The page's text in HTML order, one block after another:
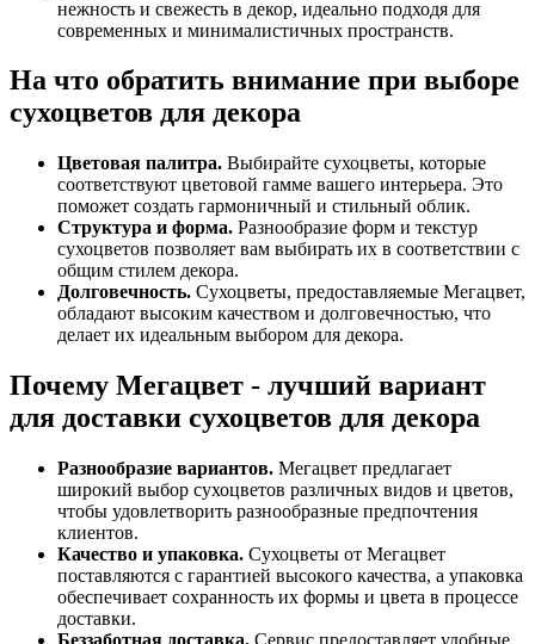
нежность и свежесть в декор, идеально подходя для
современных и минималистичных пространств.
На что обратить внимание при выборе
сухоцветов для декора
Цветовая палитра. Выбирайте сухоцветы, которые
соответствуют цветовой гамме вашего интерьера. Это
поможет создать гармоничный и стильный облик.
Структура и форма. Разнообразие форм и текстур
сухоцветов позволяет вам выбирать их в соответствии с
общим стилем декора.
Долговечность. Сухоцветы, предоставляемые Мегацвет,
обладают высоким качеством и долговечностью, что
делает их идеальным выбором для декора.
Почему Мегацвет - лучший вариант
для доставки сухоцветов для декора
Разнообразие вариантов. Мегацвет предлагает
широкий выбор сухоцветов различных видов и цветов,
чтобы удовлетворить разнообразные предпочтения
клиентов.
Качество и упаковка. Сухоцветы от Мегацвет
поставляются с гарантией высокого качества, а упаковка
обеспечивает сохранность их формы и цвета в процессе
доставки.